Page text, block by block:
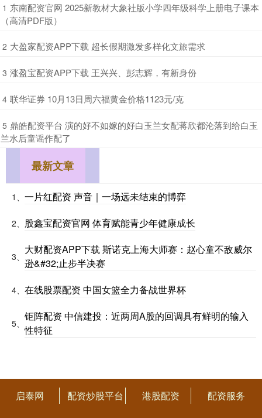
1 ​东南配资官网 2025新教材大象社版小学四年级科学上册电子课本
（高清PDF版）
2 ​大盈家配资APP下载 超长假期激发多样化文旅需求
3 ​涨盈宝配资APP下载 王兴兴、彭志辉，有新身份
4 ​联华证券 10月13日周六福黄金价格1123元/克
5 ​鼎皓配资平台 演的好不如嫁的好白玉兰女配蒋欣都沦落到给白玉
兰水后童谣作配了
最新文章
1、 一片红配资 声音｜一场远未结束的博弈
2、 股鑫宝配资官网 体育赋能青少年健康成长
3、
大财配资APP下载 斯诺克上海大师赛：赵心童不敌威尔
逊&#32;止步半决赛
4、 在线股票配资 中国女篮全力备战世界杯
5、
钜阵配资 中信建投：近两周A股的回调具有鲜明的输入
性特征
启泰网 配资炒股平台 港股配资 配资服务